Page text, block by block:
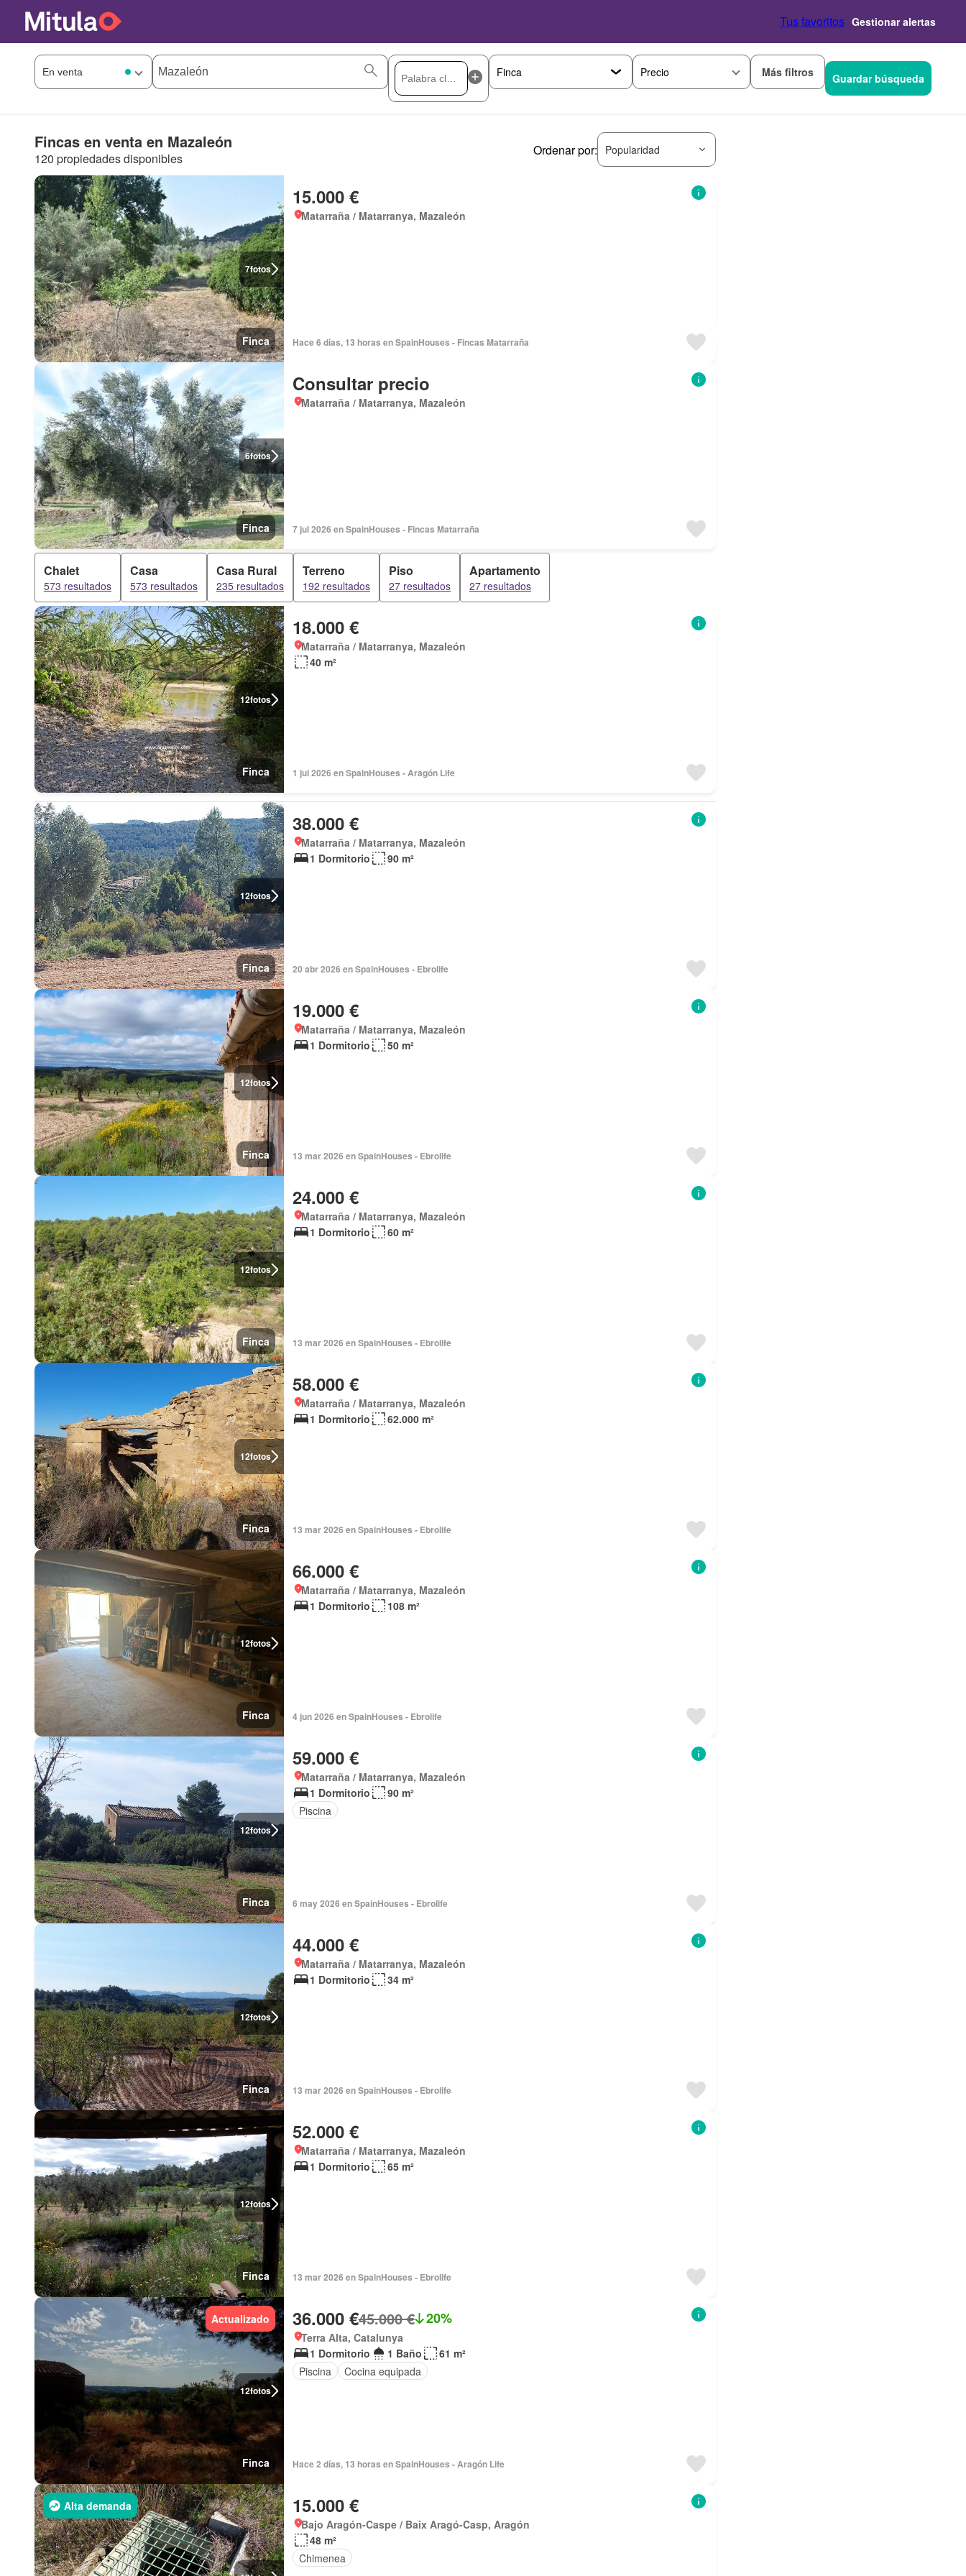
Tus favoritos Gestionar alertas
Precio Más filtros Guardar búsqueda
Fincas en venta en Mazaleón
120 propiedades disponibles
Ordenar por: Popularidad
7fotos
Finca
15.000 €
Matarraña / Matarranya, Mazaleón
Hace 6 días, 13 horas en SpainHouses - Fincas Matarraña
6fotos
Finca
Consultar precio
Matarraña / Matarranya, Mazaleón
7 jul 2026 en SpainHouses - Fincas Matarraña
Chalet
573 resultados
Casa
573 resultados
Casa Rural
235 resultados
Terreno
192 resultados
Piso
27 resultados
Apartamento
27 resultados
12fotos
Finca
18.000 €
Matarraña / Matarranya, Mazaleón
40 m²
1 jul 2026 en SpainHouses - Aragón Life
12fotos
Finca
38.000 €
Matarraña / Matarranya, Mazaleón
1 Dormitorio
90 m²
20 abr 2026 en SpainHouses - Ebrolife
12fotos
Finca
19.000 €
Matarraña / Matarranya, Mazaleón
1 Dormitorio
50 m²
13 mar 2026 en SpainHouses - Ebrolife
12fotos
Finca
24.000 €
Matarraña / Matarranya, Mazaleón
1 Dormitorio
60 m²
13 mar 2026 en SpainHouses - Ebrolife
12fotos
Finca
58.000 €
Matarraña / Matarranya, Mazaleón
1 Dormitorio
62.000 m²
13 mar 2026 en SpainHouses - Ebrolife
12fotos
Finca
66.000 €
Matarraña / Matarranya, Mazaleón
1 Dormitorio
108 m²
4 jun 2026 en SpainHouses - Ebrolife
12fotos
Finca
59.000 €
Matarraña / Matarranya, Mazaleón
1 Dormitorio
90 m²
Piscina
6 may 2026 en SpainHouses - Ebrolife
12fotos
Finca
44.000 €
Matarraña / Matarranya, Mazaleón
1 Dormitorio
34 m²
13 mar 2026 en SpainHouses - Ebrolife
12fotos
Finca
52.000 €
Matarraña / Matarranya, Mazaleón
1 Dormitorio
65 m²
13 mar 2026 en SpainHouses - Ebrolife
12fotos
Actualizado
Finca
36.000 €45.000 € 20%
Terra Alta, Catalunya
1 Dormitorio
1 Baño
61 m²
Piscina
Cocina equipada
Hace 2 días, 13 horas en SpainHouses - Aragón Life
Alta demanda 15.000 €
Bajo Aragón-Caspe / Baix Aragó-Casp, Aragón
48 m²
Chimenea